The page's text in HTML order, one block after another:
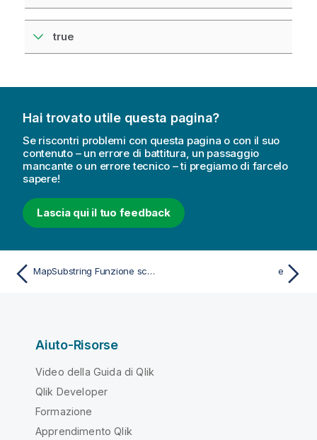
true
Hai trovato utile questa pagina?
Se riscontri problemi con questa pagina o con il suo
contenuto – un errore di battitura, un passaggio
mancante o un errore tecnico – ti pregiamo di farcelo
sapere!
Lascia qui il tuo feedback
MapSubstring Funzione script e
Aiuto-Risorse
Video della Guida di Qlik
Qlik Developer
Formazione
Apprendimento Qlik